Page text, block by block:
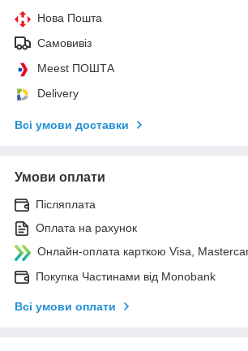
Нова Пошта
Самовивіз
Meest ПОШТА
Delivery
Всі умови доставки
Умови оплати
Післяплата
Оплата на рахунок
Онлайн-оплата карткою Visa,
Покупка Частинами від Monobank
Всі умови оплати